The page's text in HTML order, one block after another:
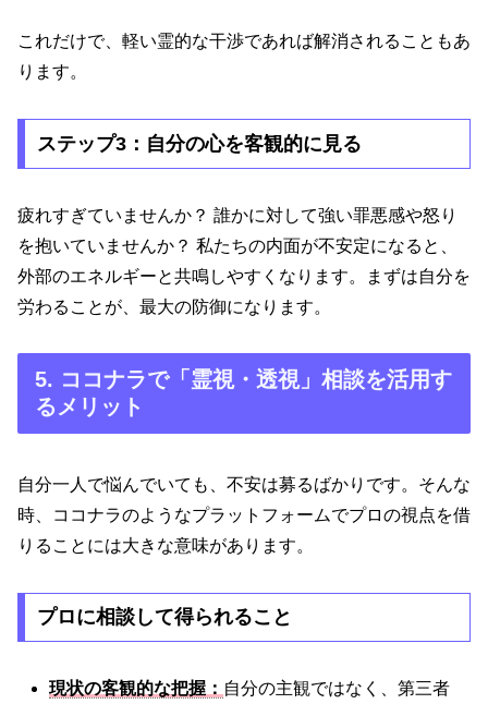
これだけで、軽い霊的な干渉であれば解消されることもあ
ります。
ステップ3：自分の心を客観的に見る
疲れすぎていませんか？ 誰かに対して強い罪悪感や怒り
を抱いていませんか？ 私たちの内面が不安定になると、
外部のエネルギーと共鳴しやすくなります。まずは自分を
労わることが、最大の防御になります。
5. ココナラで「霊視・透視」相談を活用す
るメリット
自分一人で悩んでいても、不安は募るばかりです。そんな
時、ココナラのようなプラットフォームでプロの視点を借
りることには大きな意味があります。
プロに相談して得られること
現状の客観的な把握： 自分の主観ではなく、第三者